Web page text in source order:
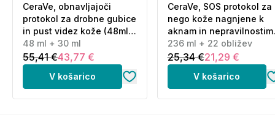
CeraVe, obnavljajoči
protokol za drobne gubice
in pust videz kože (48ml
+ 30 ml)
48 ml + 30 ml
55,41 €43,77 €
V košarico
CeraVe, SOS protokol za
nego kože nagnjene k
aknam in nepravilnostim
(236 ml + 22 obližev)
236 ml + 22 obližev
25,34 €21,29 €
V košarico